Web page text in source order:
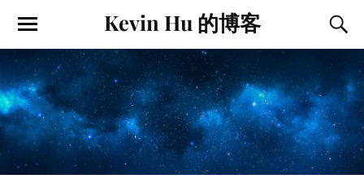
Kevin Hu 的博客